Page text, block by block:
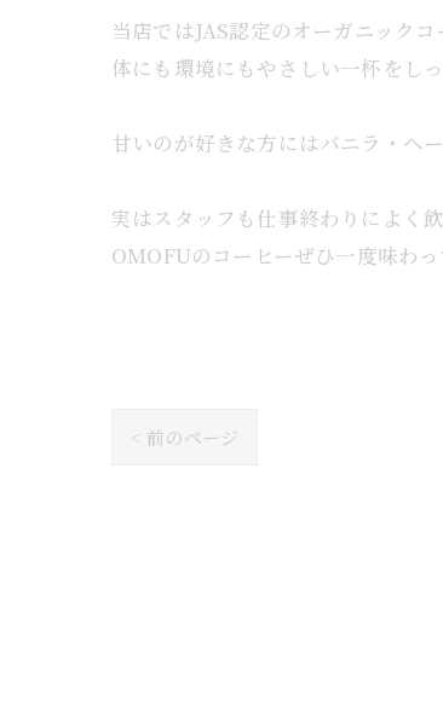
当店ではJAS認定のオーガニック
体にも環境にもやさしい一杯をし
甘いのが好きな方にはバニラ・ヘ
実はスタッフも仕事終わりによく
OMOFUのコーヒーぜひ一度味わ
< 前のページ